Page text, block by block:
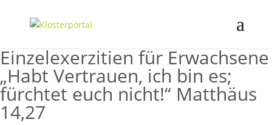
Einzelexerzitien für Erwachsene
„Habt Vertrauen, ich bin es;
fürchtet euch nicht!“ Matthäus
14,27